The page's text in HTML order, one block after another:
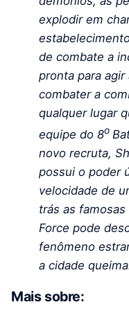
explodir em
de combate a
pronta para
combater a
qualquer lugar
equipe do 8o
novo recruta,
possui o poder
velocidade de
trás as famosas
Force pode
fenômeno
a cidade
Mais sobre: